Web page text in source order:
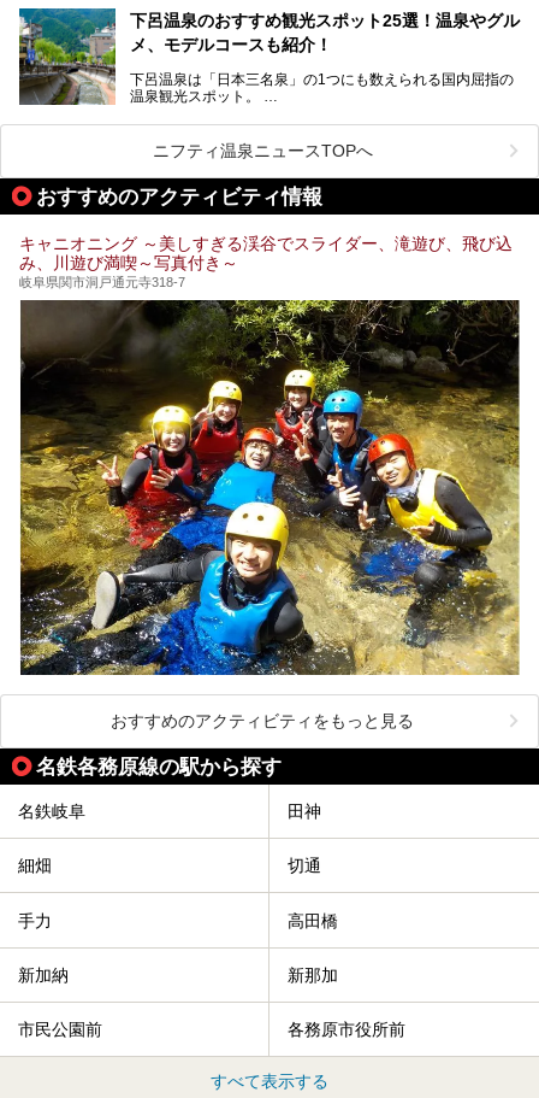
らの利用客も増え、ますます賑わいを見せています。そこで
今回は、平湯温泉の観光スポットとおすすめの温泉施設を紹
介します。気になる温泉をぜひチェックしてみてください。
下呂温泉のおすすめ観光スポット25選！温泉やグル
メ、モデルコースも紹介！
下呂温泉は「日本三名泉」の1つにも数えられる国内屈指の
温泉観光スポット。
のグルメを楽しんだり、周辺にある名所にも足を伸ばしたり
したいもの。
本記事では、下呂温泉エリアにあるおすすめの観光スポット
をご紹介するとともに散策する際のモデルコースもご提案。
下呂温泉観光をたっぷりとガイドします！
ニフティ温泉ニュースTOPへ
おすすめのアクティビティ情報
キャニオニング ～美しすぎる渓谷でスライダー、滝遊び、飛び込
み、川遊び満喫～写真付き～
岐阜県関市洞戸通元寺318-7
おすすめのアクティビティをもっと見る
名鉄各務原線の駅から探す
名鉄岐阜 田神
細畑 切通
手力 高田橋
新加納 新那加
市民公園前 各務原市役所前
すべて表示する